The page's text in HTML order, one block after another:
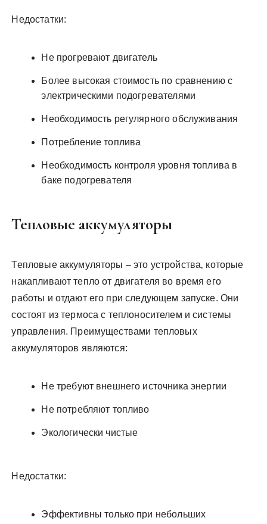
Недостатки:
Не прогревают двигатель
Более высокая стоимость по сравнению с
электрическими подогревателями
Необходимость регулярного обслуживания
Потребление топлива
Необходимость контроля уровня топлива в
баке подогревателя
Тепловые аккумуляторы
Тепловые аккумуляторы – это устройства‚ которые
накапливают тепло от двигателя во время его
работы и отдают его при следующем запуске. Они
состоят из термоса с теплоносителем и системы
управления. Преимуществами тепловых
аккумуляторов являются:
Не требуют внешнего источника энергии
Не потребляют топливо
Экологически чистые
Недостатки:
Эффективны только при небольших